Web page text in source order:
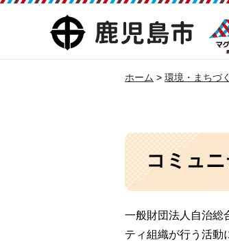
鹿児島市
マ
鹿
ホーム > 環境・まちづ
コミュ
一般財団法人自治総
ティ組織が行う活動